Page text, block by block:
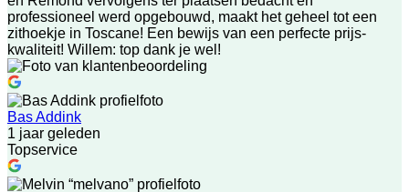
professioneel werd opgebouwd, maakt het geheel tot een
zithoekje in Toscane! Een bewijs van een perfecte prijs-
kwaliteit! Willem: top dank je wel!
Bas Addink
1 jaar geleden
Topservice